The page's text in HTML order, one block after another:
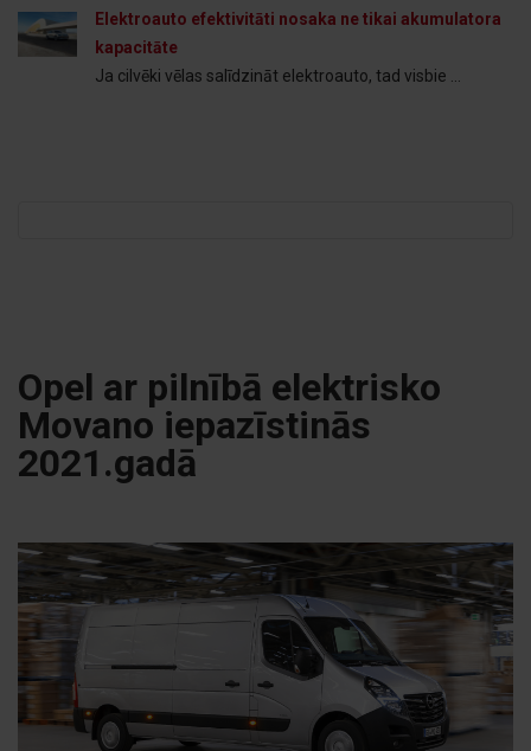
Opel ar pilnībā elektrisko
Movano iepazīstinās
2021.gadā
Elektroauto efektivitāti nosaka ne tikai akumulatora
kapacitāte
Ja cilvēki vēlas salīdzināt elektroauto, tad visbie ...